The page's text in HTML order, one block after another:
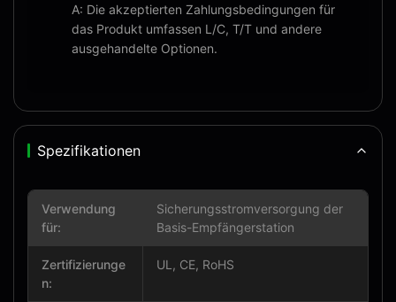
A: Die akzeptierten Zahlungsbedingungen für
das Produkt umfassen L/C, T/T und andere
ausgehandelte Optionen.
Spezifikationen
Verwendung
für:
Sicherungsstromversorgung der
Basis-Empfängerstation
Zertifizierunge
n:
UL, CE, RoHS